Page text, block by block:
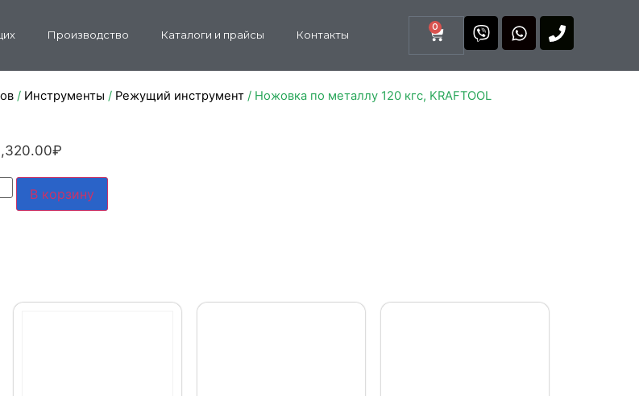
Производство Каталоги и прайсы Контакты
0
/ Инструменты / Режущий инструмент / Ножовка по металлу 120 кгс, KRAFTOOL
₽
В корзину